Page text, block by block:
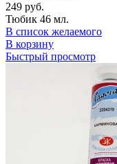
249 руб.
Тюбик 46 мл.
В список желаемого
В корзину
Быстрый просмотр